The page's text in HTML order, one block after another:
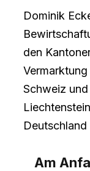
Dominik
den
Schweiz
Deutschland
Am